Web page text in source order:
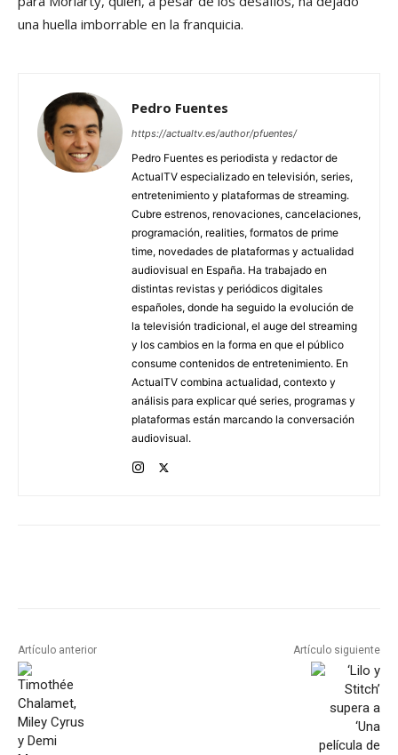
una huella imborrable en la franquicia.
Pedro Fuentes
https://actualtv.es/author/pfuentes/
Pedro Fuentes es periodista y redactor de
ActualTV especializado en televisión, series,
entretenimiento y plataformas de streaming.
Cubre estrenos, renovaciones, cancelaciones,
programación, realities, formatos de prime
time, novedades de plataformas y actualidad
audiovisual en España. Ha trabajado en
distintas revistas y periódicos digitales
españoles, donde ha seguido la evolución de
la televisión tradicional, el auge del streaming
y los cambios en la forma en que el público
consume contenidos de entretenimiento. En
ActualTV combina actualidad, contexto y
análisis para explicar qué series, programas y
plataformas están marcando la conversación
audiovisual.
Artículo anterior Artículo siguiente